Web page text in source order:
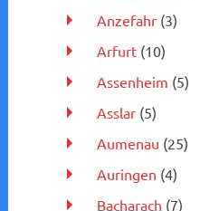
Anzefahr(3)
Arfurt(10)
Assenheim (5)
Asslar(5)
Aumenau (25)
Auringen (4)
Bacharach (7)